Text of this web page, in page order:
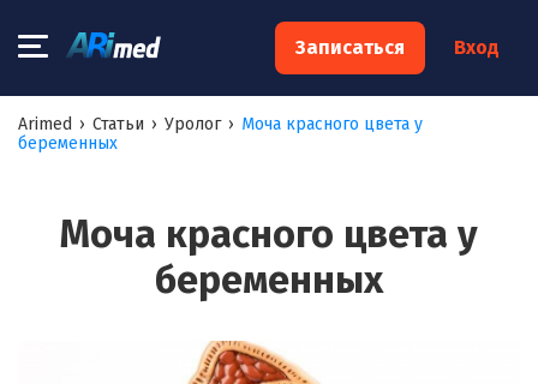
Записаться Вход
Arimed › Статьи › Уролог › Моча красного цвета у
беременных
Моча красного цвета у
беременных
×
Запишитесь на консультацию к